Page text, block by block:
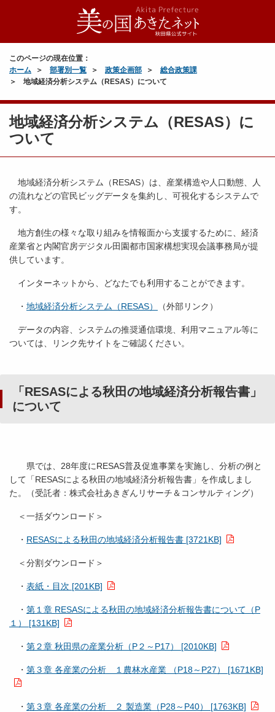
このページの現在位置：
ホーム
部署別一覧 政策企画部
総合政策課
地域経済分析システム（RESAS）について
地域経済分析システム（RESAS）に
ついて
地域経済分析システム（RESAS）は、産業構造や人口動態、人
の流れなどの官民ビッグデータを集約し、可視化するシステムで
す。
地方創生の様々な取り組みを情報面から支援するために、経済
産業省と内閣官房デジタル田園都市国家構想実現会議事務局が提
供しています。
インターネットから、どなたでも利用することができます。
・ 地域経済分析システム（RESAS） （外部リンク）
データの内容、システムの推奨通信環境、利用マニュアル等に
ついては、リンク先サイトをご確認ください。
「RESASによる秋田の地域経済分析報告書」
について
県では、28年度にRESAS普及促進事業を実施し、分析の例と
して「RESASによる秋田の地域経済分析報告書」を作成しまし
た。（受託者：株式会社あきぎんリサーチ＆コンサルティング）
＜一括ダウンロード＞
・ RESASによる秋田の地域経済分析報告書 [3721KB]
＜分割ダウンロード＞
・ 表紙・目次 [201KB]
・ 第１章 RESASによる秋田の地域経済分析報告書について（P
１） [131KB]
・ 第２章 秋田県の産業分析（P２～P17） [2010KB]
・ 第３章 各産業の分析 １農林水産業 （P18～P27） [1671KB]
・ 第３章 各産業の分析 ２ 製造業（P28～P40） [1763KB]